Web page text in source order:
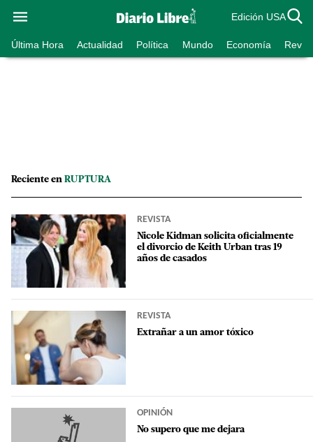
Edición USA
Última Hora Actualidad Política Mundo Economía
Reciente en RUPTURA
REVISTA
Nicole Kidman solicita oficialmente
el divorcio de Keith Urban tras 19
años de casados
REVISTA
Extrañar a un amor tóxico
OPINIÓN
No supero que me dejara